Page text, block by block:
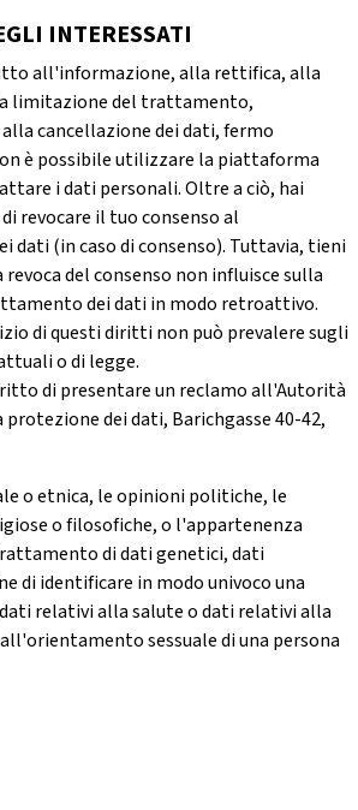
INTERESSATI
all'informazione, alla rettifica, alla
limitazione del trattamento,
cancellazione dei dati, fermo
è possibile utilizzare la piattaforma
i dati personali. Oltre a ciò, hai
revocare il tuo consenso al
dati (in caso di consenso). Tuttavia, tieni
revoca del consenso non influisce sulla
dei dati in modo retroattivo.
di questi diritti non può prevalere sugli
o di legge.
di presentare un reclamo all'Autorità
protezione dei dati, Barichgasse 40-42,
o etnica, le opinioni politiche, le
o filosofiche, o l'appartenenza
di dati genetici, dati
di identificare in modo univoco una
relativi alla salute o dati relativi alla
sessuale di una persona